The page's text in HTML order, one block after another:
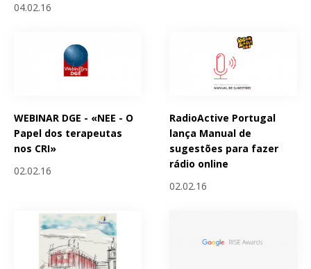
04.02.16
WEBINAR DGE - «NEE - O
Papel dos terapeutas
nos CRI»
02.02.16
RadioActive Portugal
lança Manual de
sugestões para fazer
rádio online
02.02.16